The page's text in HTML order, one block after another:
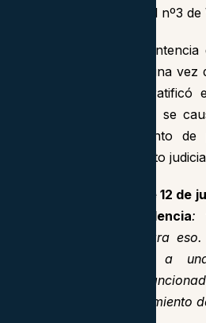
Juzgado de lo Mercantil nº3 de
En este caso, en la
cita, nos da pie a que una vez
un cártel -conforme ratificó
debemos presumir que se
debe ser este un punto
afrontar el procedimiento
Sentencia 65/2023, de 12 de
Mercantil nº3 de Valencia:
daño porque sirven para
presunción de daño a
características de la
partida para el enjuiciamiento